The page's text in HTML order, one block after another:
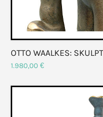
OTTO WAALKES:
1.980,00€